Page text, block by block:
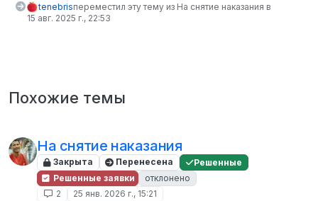
tenebrisпереместил эту тему из На снятие наказания в
15 авг. 2025 г., 22:53
Похожие темы
На снятие наказания
Закрыта Перенесена
Решенные
Решенные заявки
отклонено
2
25 янв. 2026 г., 15:21